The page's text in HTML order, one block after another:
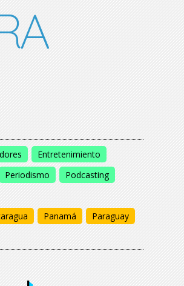
Entretenimiento
Periodismo
Podcasting
Panamá
Paraguay